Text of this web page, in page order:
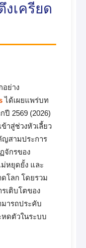
เครียด
อย่าง
ได้เผยแพร่บท
ปี 2569 (2026)
าสู่ช่วงหัวเลี้ยว
สามประการ
จักรของ
หยุดยั้ง และ
โลก โดยรวม
เติบโตของ
มารถประคับ
หดตัวในระบบ